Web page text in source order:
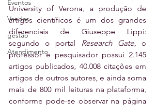
Eventos
Vendas
gestão
Atendimento
University of Verona, a produção de
artigos científicos é um dos grandes
diferenciais de Giuseppe Lippi:
segundo o portal
Research Gate, o
professor e pesquisador possui 2.145
artigos publicados, 40.008 citações em
artigos de outros autores, e ainda soma
mais de 800 mil leituras na plataforma,